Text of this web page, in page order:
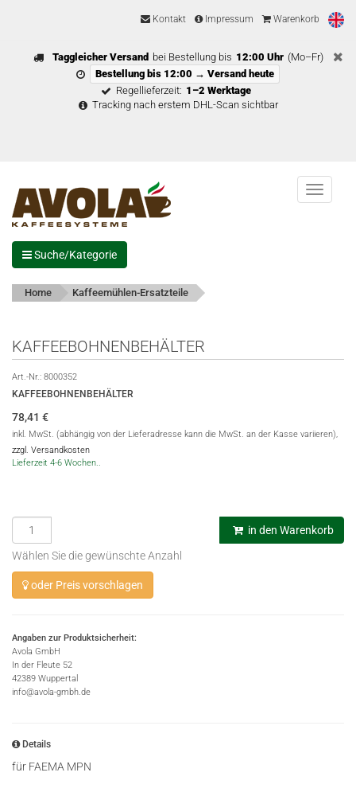
Kontakt Impressum Warenkorb
Taggleicher Versand bei Bestellung bis 12:00 Uhr (Mo–Fr)
Bestellung bis 12:00 → Versand heute
Regellieferzeit: 1–2 Werktage
Tracking nach erstem DHL-Scan sichtbar
Menu
Suche/Kategorie
Home Kaffeemühlen-Ersatzteile
KAFFEEBOHNENBEHÄLTER
Art.-Nr.: 8000352
KAFFEEBOHNENBEHÄLTER
78,41 €
inkl. MwSt. (abhängig von der Lieferadresse kann die MwSt. an der Kasse variieren),
zzgl. Versandkosten
Lieferzeit 4-6 Wochen..
in den Warenkorb
Wählen Sie die gewünschte Anzahl
oder Preis vorschlagen
Angaben zur Produktsicherheit:
Avola GmbH
In der Fleute 52
42389 Wuppertal
info@avola-gmbh.de
Details
für FAEMA MPN